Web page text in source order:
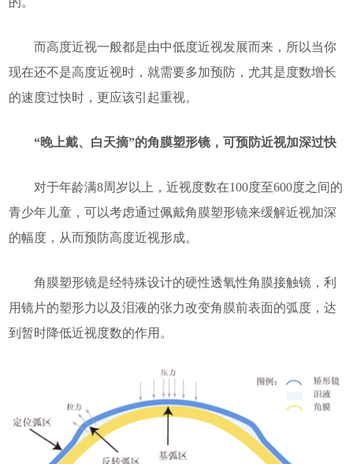
而高度近视一般都是由中低度近视发展而来，所以当你
现在还不是高度近视时，就需要多加预防，尤其是度数增长
的速度过快时，更应该引起重视。
“晚上戴、白天摘”的角膜塑形镜，可预防近视加深过快
对于年龄满8周岁以上，近视度数在100度至600度之间的
青少年儿童，可以考虑通过佩戴角膜塑形镜来缓解近视加深
的幅度，从而预防高度近视形成。
角膜塑形镜是经特殊设计的硬性透氧性角膜接触镜，利
用镜片的塑形力以及泪液的张力改变角膜前表面的弧度，达
到暂时降低近视度数的作用。